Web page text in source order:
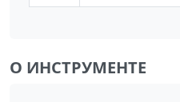
О ИНСТРУМЕНТЕ